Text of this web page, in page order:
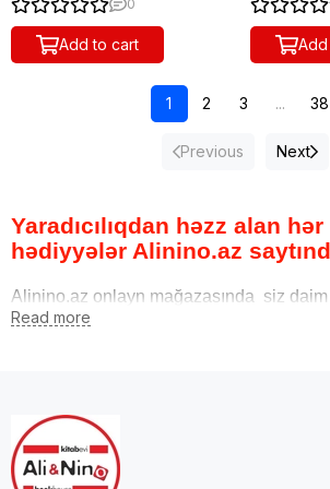
ТРИ СОВЫ "Букет сирени",
40*50см, холст на
деревянном подрамнике,
0
Add to cart
ТРИ СОВЫ
30*40см,
коробка с
Previous
1 2 3 ... 38
Next
Yaradıcılıqdan həzz alan
hədiyyələr Alinino.az
Alinino.az onlayn mağazasında siz daim
dəstlərlə, asudə vaxtınıza rəng qatan
ehtiras və mənasızlıqdan uzaqlaşma
keçən iş gününün sonunda bir neçə saat,
qədidə belə olsa, sevdiyin hər hansısa